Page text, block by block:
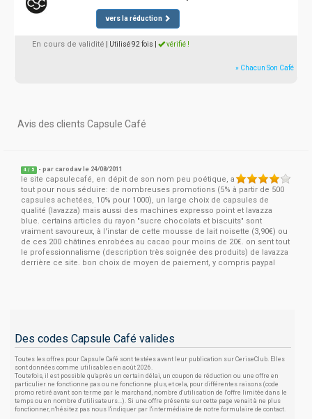
vers la réduction
En cours de validité | Utilisé 92 fois vérifié !
» Chacun Son Café
Avis des clients Capsule Café
4 / 5 - parcarodav le 24/08/2011
le site capsulecafé, en dépit de son nom peu poétique, a
tout pour nous séduire: de nombreuses promotions (5% à partir de 500
capsules achetées, 10% pour 1000), un large choix de capsules de
qualité (lavazza) mais aussi des machines expresso point et lavazza
blue. certains articles du rayon "sucre chocolats et biscuits" sont
vraiment savoureux, à l'instar de cette mousse de lait noisette (3,90€) ou
de ces 200 châtines enrobées au cacao pour moins de 20€. on sent tout
le professionnalisme (description très soignée des produits) de lavazza
derrière ce site. bon choix de moyen de paiement, y compris paypal
Des codes Capsule Café valides
Toutes les offres pour Capsule Café sont testées avant leur publication sur CeriseClub. Elles
sont données comme utilisables en août 2026.
Toutefois, il est possible qu'après un certain délai, un coupon de réduction ou une offre en
particulier ne fonctionne pas ou ne fonctionne plus, et cela, pour différentes raisons (code
promo retiré avant son terme par le marchand, nombre d'utilisation de l'offre limitée dans le
temps ou en nombre d'utilisateurs...). Si une offre présente sur cette page venait à ne plus
fonctionner, n'hésitez pas nous l'indiquer par l'intermédiaire de notre formulaire de contact.